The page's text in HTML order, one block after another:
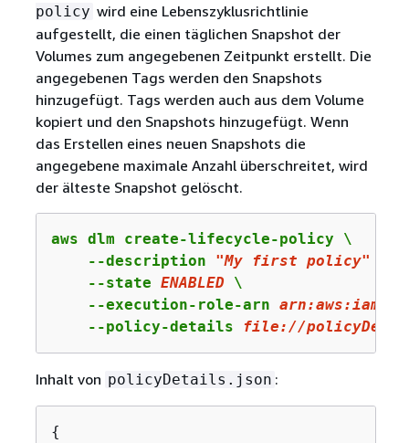
policy wird eine Lebenszyklusrichtlinie
aufgestellt, die einen täglichen Snapshot der
Volumes zum angegebenen Zeitpunkt erstellt. Die
angegebenen Tags werden den Snapshots
hinzugefügt. Tags werden auch aus dem Volume
kopiert und den Snapshots hinzugefügt. Wenn
das Erstellen eines neuen Snapshots die
angegebene maximale Anzahl überschreitet, wird
der älteste Snapshot gelöscht.
aws dlm create-lifecycle-policy \
    --description
"My first policy"
    --state
ENABLED \
    --execution-role-arn
arn:aws:iam::
    --policy-details
file: //
Inhalt von policyDetails.json :
{